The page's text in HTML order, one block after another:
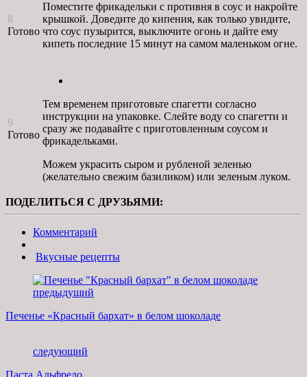
8
Готово
Поместите фрикадельки с противня в соус и накройте
крышкой. Доведите до кипения, как только увидите,
что соус пузырится, выключите огонь и дайте ему
кипеть последние 15 минут на самом маленьком огне.
9
Готово
Тем временем приготовьте спагетти согласно
инструкции на упаковке. Слейте воду со спагетти и
сразу же подавайте с приготовленным соусом и
фрикадельками.
Можем украсить сыром и рубленой зеленью
(желательно свежим базиликом) или зеленым луком.
ПОДЕЛИТЬСЯ С ДРУЗЬЯМИ:
Комментарий
Вкусные рецепты
предыдущий
Печенье «Красный бархат» в белом шоколаде
следующий